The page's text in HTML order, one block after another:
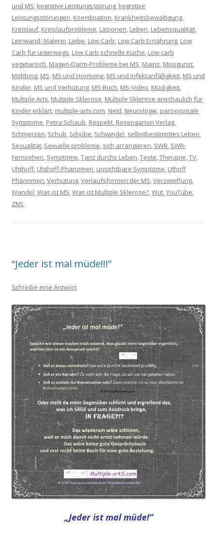
und MS, kognitive Leistungsstörung, kognitive
Leistungsstörungen, Koordination, Krankheitsbewältigung,
Kreislauf, Kreislaufprobleme, Läsionen, Leben, Lebensqualität,
Leinwand- Malerei, Liebe, Low Carb, Low Carb Ernährung, Low
Carb für unterwegs, Low Carb schnelle Küche, Low carb
vegetarisch, Magen-Darm-Probleme bei MS, Mainz, Missgunst,
Mobbing, MS, MS und Hormone, MS und Infektanfälligkeit, MS und
Kinder, MS und Verhütung, MS-Buch, MS-Video, Müdigkeit,
Multiple Arts, Multiple Sklerose, Multiple Sklerose anschaulich für
Kinder erklärt, multiple-arts.com, Neid, Neurologie, paroxysmale
Symptome, Petra Schaub, Respekt, Rosengarten Verlag,
Schmerzen, Schub, Schübe, Schwindel, selbstbestimmtes Leben,
Sexualität, Sexuelle probleme, sich arrangieren, SWR, SWR-
Fernsehen, Symptome,Tanz durchs Leben,Texte,Therapie,TV,
Uhthoff, Uhthoff-Phänomen, unsichtbare Symptome, Uthoff
Phänomen,Verhütung,Verlaufsformen der MS,Verzweiflung,
Wandel,Was ist MS,Was ist Multiple Sklerose?,Wut,YouTube,
ZNS.
“Jeder ist mal müde!!!”
Schreibe eine Antwort
„Jeder ist mal müde!“